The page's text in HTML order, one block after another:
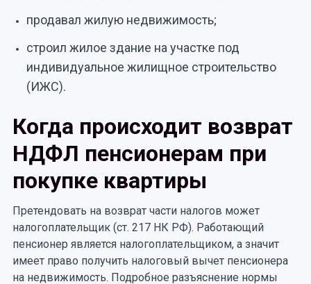
продавал жилую недвижимость;
строил жилое здание на участке под
индивидуальное жилищное строительство
(ИЖС).
Когда происходит возврат
НДФЛ пенсионерам при
покупке квартиры
Претендовать на возврат части налогов может
налогоплательщик (ст. 217 НК РФ). Работающий
пенсионер является налогоплательщиком, а значит
имеет право получить налоговый вычет пенсионера
на недвижимость. Подробное разъяснение нормы